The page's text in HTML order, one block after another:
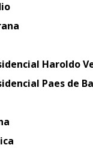
Haroldo
Paes de